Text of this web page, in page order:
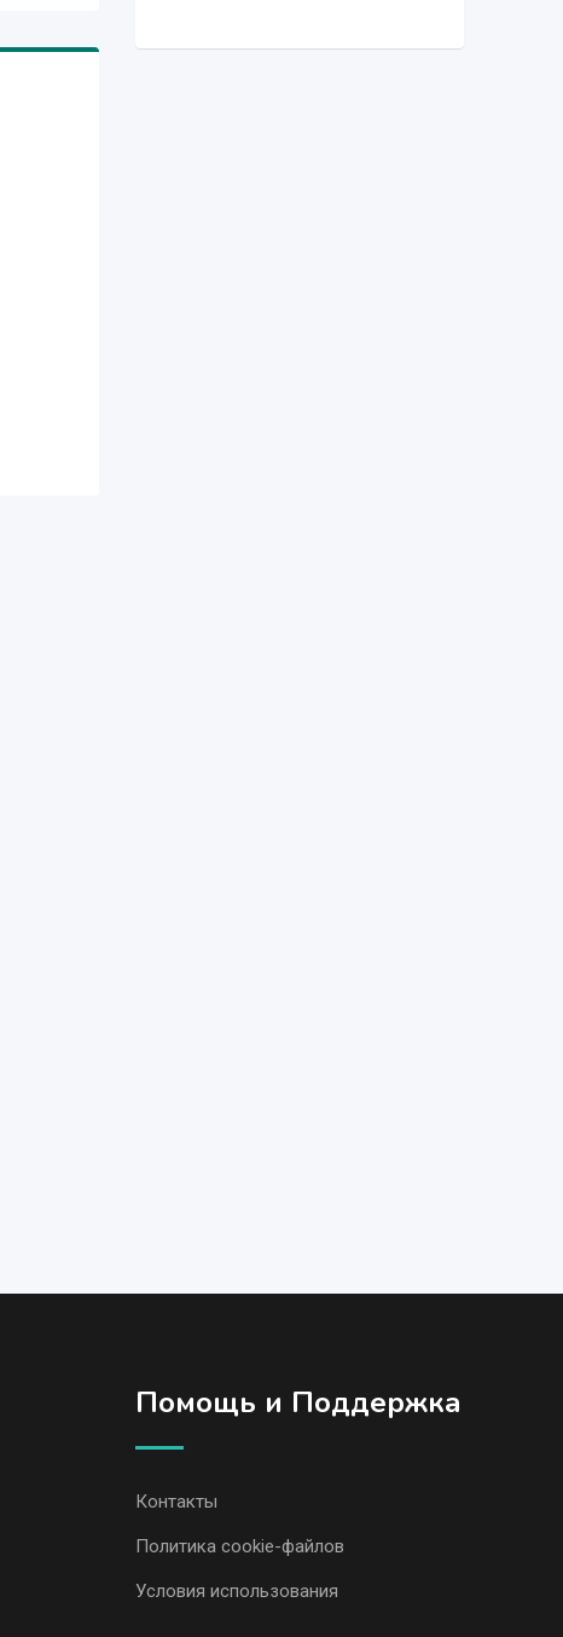
Помощь и Поддержка
Контакты
Политика cookie-файлов
Условия использования